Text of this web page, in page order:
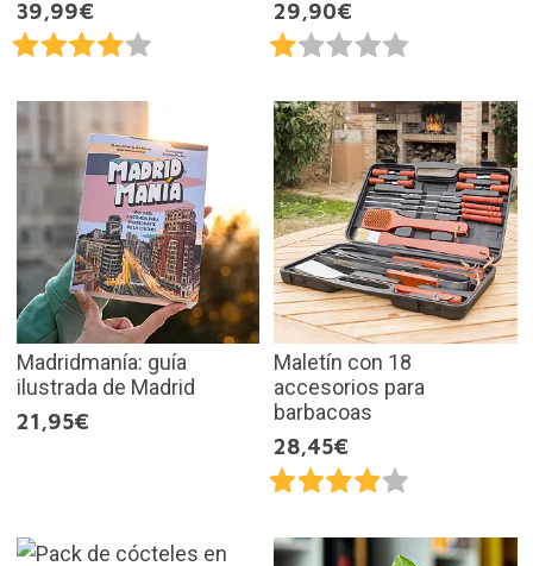
39,99€ 29,90€
Madridmanía: guía
ilustrada de Madrid
21,95€
Maletín con 18
accesorios para
barbacoas
28,45€